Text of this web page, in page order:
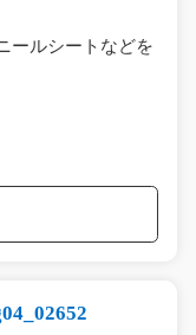
ールシートなどを